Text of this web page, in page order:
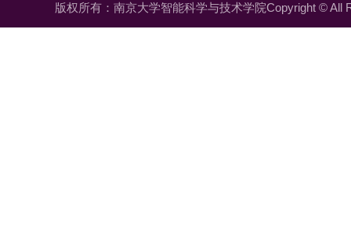
版权所有：南京大学智能科学与技术学院Copyright © All